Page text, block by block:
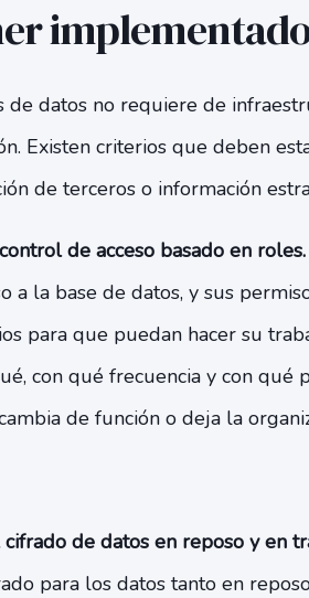
de datos no requiere de
Existen criterios que deben
de terceros o información
de acceso basado en roles.
a la base de datos, y sus
para que puedan hacer su
con qué frecuencia y con qué
de función o deja la
de datos en reposo y en
para los datos tanto en